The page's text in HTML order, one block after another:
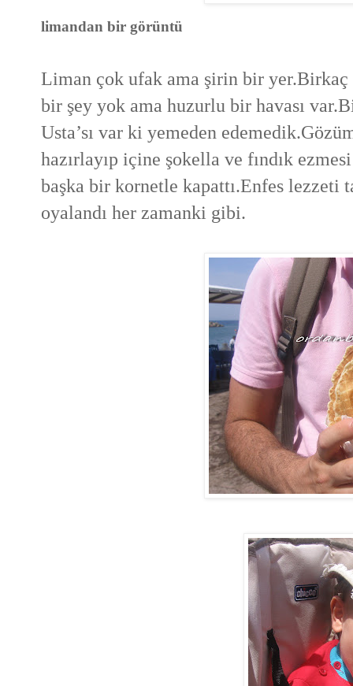
limandan bir görüntü
Liman çok ufak ama şirin bir yer.Birkaç
bir şey yok ama huzurlu bir havası
Usta’sı var ki yemeden
hazırlayıp içine şokella ve fındık
başka bir kornetle kapattı.Enfes lezzeti
oyalandı her zamanki gibi.